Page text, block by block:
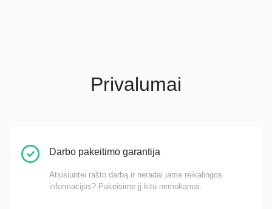
Privalumai
Darbo pakeitimo garantija
Atsisiuntei rašto darbą ir neradai jame reikalingos
informacijos? Pakeisime jį kitu nemokamai.